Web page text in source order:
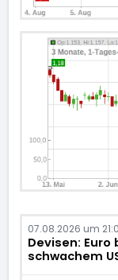
07.08.2026 um
Devisen:
schwachem